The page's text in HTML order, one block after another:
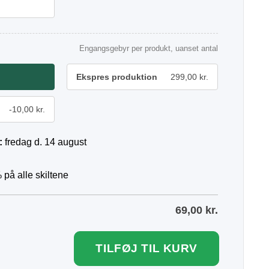
Engangsgebyr per produkt, uanset antal
Ekspres produktion 299,00 kr.
-10,00 kr.
fredag d. 14 august
på alle skiltene
69,00 kr.
TILFØJ TIL KURV